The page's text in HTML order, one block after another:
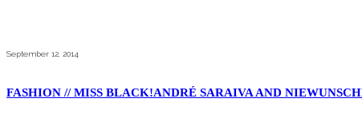
September 12, 2014
FASHION // MISS BLACK!ANDRÉ SARAIVA AND